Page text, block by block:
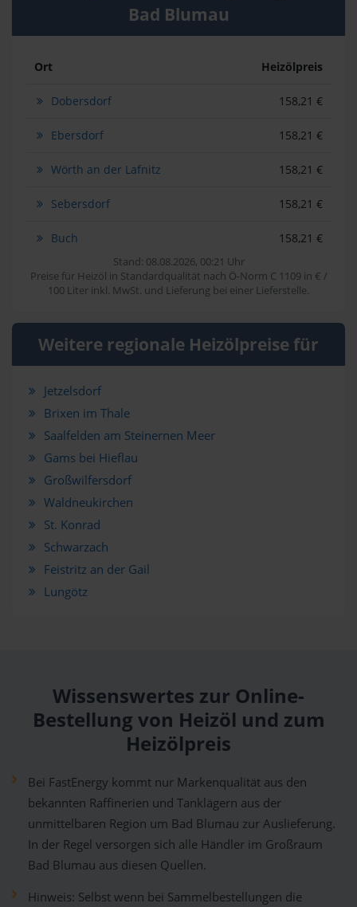
Bad Blumau
Ort Heizölpreis
Dobersdorf 158,21 €
Ebersdorf 158,21 €
Wörth an der Lafnitz 158,21 €
Sebersdorf 158,21 €
Buch 158,21 €
Stand: 08.08.2026, 00:21 Uhr
Preise für Heizöl in Standardqualität nach Ö-Norm C 1109 in € /
100 Liter inkl. MwSt. und Lieferung bei einer Lieferstelle.
Weitere regionale Heizölpreise für
Jetzelsdorf
Brixen im Thale
Saalfelden am Steinernen Meer
Gams bei Hieflau
Großwilfersdorf
Waldneukirchen
St. Konrad
Schwarzach
Feistritz an der Gail
Lungötz
Wissenswertes zur Online-
Bestellung von Heizöl und zum
Heizölpreis
Bei FastEnergy kommt nur Markenqualität aus den
bekannten Raffinerien und Tanklägern aus der
unmittelbaren Region um Bad Blumau zur Auslieferung.
In der Regel versorgen sich alle Händler im Großraum
Bad Blumau aus diesen Quellen.
Hinweis: Selbst wenn bei Sammelbestellungen die